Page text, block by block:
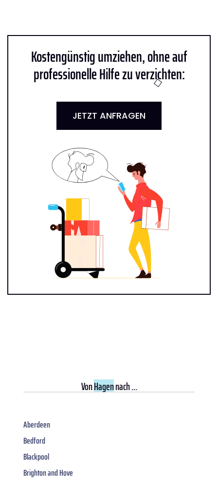
Kostengünstig umziehen, ohne auf
professionelle Hilfe zu verzichten:
JETZT ANFRAGEN
VonHagennach ...
Aberdeen
Bedford
Blackpool
Brighton and Hove